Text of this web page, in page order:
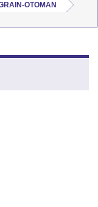
OTOMAN